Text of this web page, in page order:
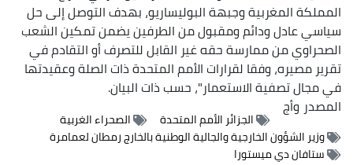
المملكة المغربية وجبهة البوليساريو، بهدف التوصل إلى حل
سياسي عادل ودائم ومقبول من الطرفين يضمن تمكين الشعب
الصحراوي من ممارسة حقه غير القابل للتصرف أو التقادم في
تقرير مصيره، وفقا لقرارات الأمم المتحدة ذات الصلة وعقيدتها
في مجال تصفية الاستعمار"، حسب ذات البيان.
المصدروأج
الجزائر الأمم المتحدة
الصحراء الغربية
وزير الشؤون الخارجية والجالية الوطنية بالخارج رمطان لعمامرة
ستافان دي ميستورا